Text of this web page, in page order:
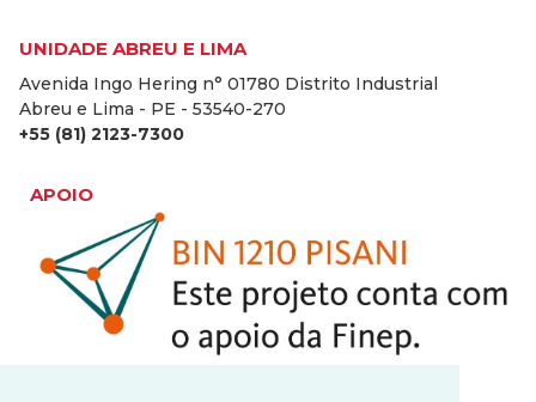
UNIDADE ABREU E LIMA
Avenida Ingo Hering n° 01780 Distrito Industrial
Abreu e Lima - PE - 53540-270
+55 (81) 2123-7300
APOIO